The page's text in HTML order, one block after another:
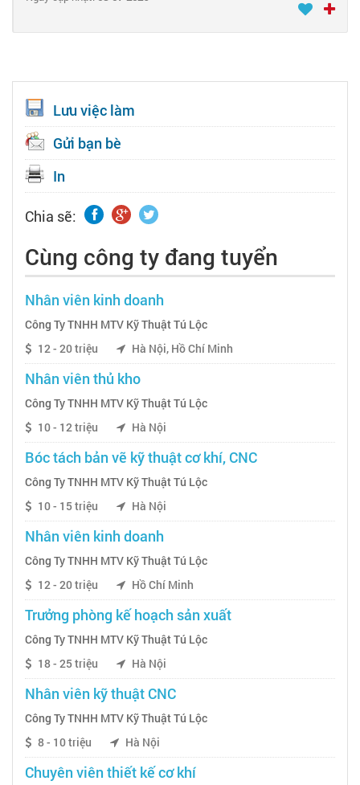
Lưu việc làm
Gửi bạn bè
In
Chia sẽ:
Cùng công ty đang tuyển
Nhân viên kinh doanh
Công Ty TNHH MTV Kỹ Thuật Tú Lộc
12 - 20 triệu
Hà Nội, Hồ Chí Minh
Nhân viên thủ kho
Công Ty TNHH MTV Kỹ Thuật Tú Lộc
10 - 12 triệu
Hà Nội
Bóc tách bản vẽ kỹ thuật cơ khí, CNC
Công Ty TNHH MTV Kỹ Thuật Tú Lộc
10 - 15 triệu
Hà Nội
Nhân viên kinh doanh
Công Ty TNHH MTV Kỹ Thuật Tú Lộc
12 - 20 triệu
Hồ Chí Minh
Trưởng phòng kế hoạch sản xuất
Công Ty TNHH MTV Kỹ Thuật Tú Lộc
18 - 25 triệu
Hà Nội
Nhân viên kỹ thuật CNC
Công Ty TNHH MTV Kỹ Thuật Tú Lộc
8 - 10 triệu
Hà Nội
Chuyên viên thiết kế cơ khí